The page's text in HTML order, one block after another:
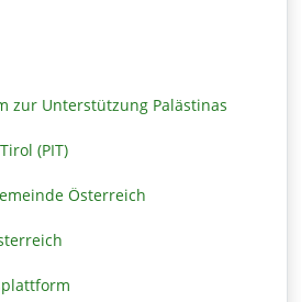
zur Unterstützung Palästinas
(PIT)
Österreich